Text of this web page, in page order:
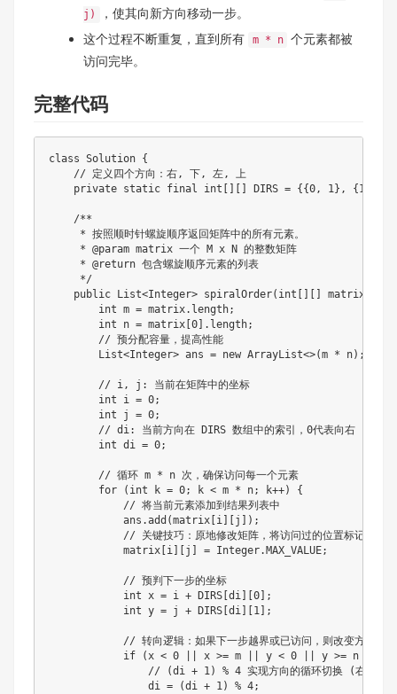
j)
，使其向新方向移动一步。
这个过程不断重复，直到所有
m * n 个元素都被
访问完毕。
完整代码
class Solution {
// 定义四个方向：右, 下, 左, 上
private static final int DIRS = { {0, 1} , { 1
/**
     * 按照顺时针螺旋顺序返回矩阵中的所有元素。
     * @param matrix 一个 M x N 的整数矩阵
     * @return 包含螺旋顺序元素的列表
     */
public
List<Integer> spiralOrder( int matrix
int m = matrix. length;
int n = matrix 0 . length;
// 预分配容量，提高性能
List<Integer> ans = new ArrayList<>(m * n) ;
// i, j: 当前在矩阵中的坐标
int i = 0;
int j = 0;
// di: 当前方向在 DIRS 数组中的索引，0代表向右
int di = 0;
// 循环 m * n 次，确保访问每一个元素
for
( int k = 0; k < m * n; k++)
{
// 将当前元素添加到结果列表中
            ans
.add (matrix i j ) ;
// 关键技巧：原地修改矩阵，将访问过的位置标记为一
            matrix
i j = Integer. MAX_VALUE;
// 预判下一步的坐标
int x = i + DIRS di 0
;
int y = j + DIRS di 1 ;
// 转向逻辑：如果下一步越界或已访问，则改变方向
if
(x < 0 x >= m y < 0 y >= n
// (di + 1) % 4 实现方向的循环切换 (右->下-
                di
= (di + 1) % 4;